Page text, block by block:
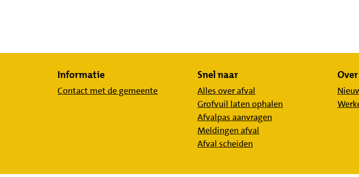
Informatie
Contact met de gemeente
Snel naar
Alles over afval
Grofvuil laten ophalen
Afvalpas aanvragen
Meldingen afval
Afval scheiden